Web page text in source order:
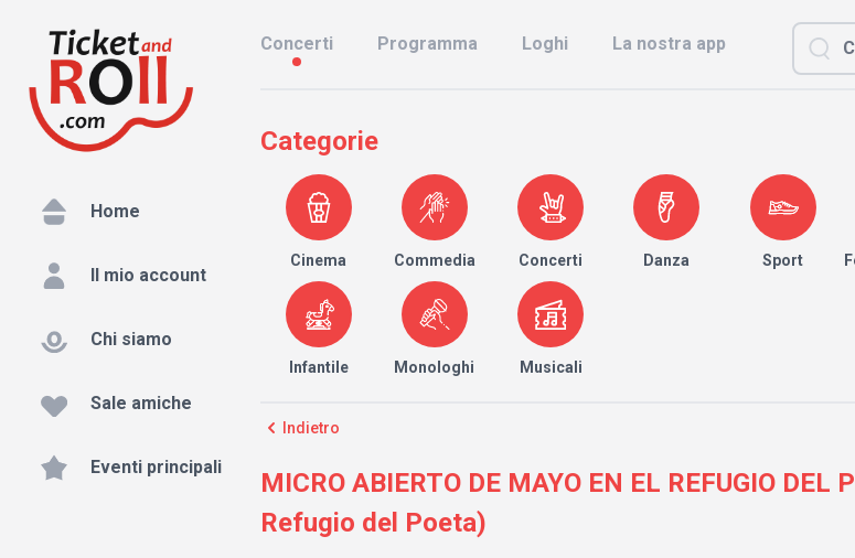
Home
Il mio account
Chi siamo
Sale amiche
Eventi principali
Concerti Programma Loghi La nostra app
Categorie
Cinema Commedia Concerti Danza Sport
Infantile Monologhi Musicali
Indietro
MICRO ABIERTO DE MAYO EN EL REFUGIO DEL
Refugio del Poeta)